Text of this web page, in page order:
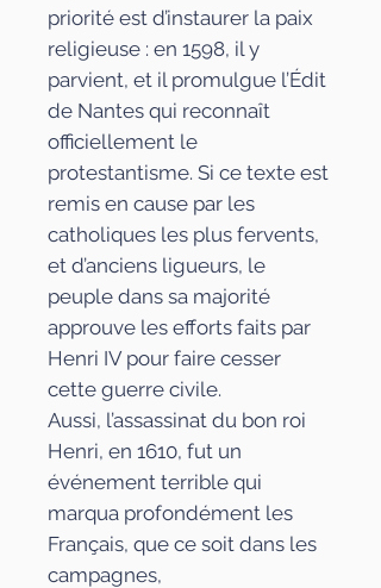
priorité est d’instaurer la paix
religieuse : en 1598, il y
parvient, et il promulgue l’Édit
de Nantes qui reconnaît
officiellement le
protestantisme. Si ce texte est
remis en cause par les
catholiques les plus fervents,
et d’anciens ligueurs, le
peuple dans sa majorité
approuve les efforts faits par
Henri IV pour faire cesser
cette guerre civile.
Aussi, l’assassinat du bon roi
Henri, en 1610, fut un
événement terrible qui
marqua profondément les
Français, que ce soit dans les
campagnes,